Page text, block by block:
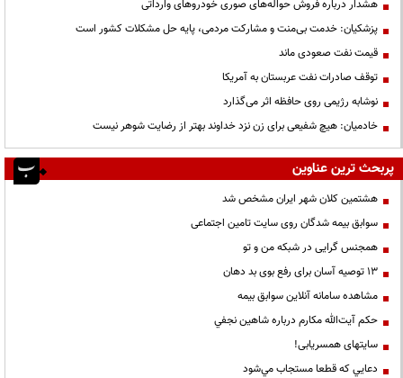
هشدار درباره فروش حواله‌های صوری خودروهای وارداتی
پزشکیان: خدمت بی‌منت و مشارکت مردمی، پایه حل مشکلات کشور است
قیمت نفت صعودی ماند
توقف صادرات نفت عربستان به آمریکا
نوشابه رژیمی روی حافظه اثر می‌گذارد
خادمیان: هیچ شفیعی برای زن نزد خداوند بهتر از رضایت شوهر نیست
پربحث ترین عناوین
هشتمین کلان شهر ایران مشخص شد
سوابق بیمه شدگان روی سایت تامین اجتماعی
همجنس گرایی در شبکه من و تو
13 توصیه آسان برای رفع بوی بد دهان
مشاهده سامانه آنلاين سوابق بیمه
حكم آيت‌الله مكارم درباره شاهين نجفي
سایتهای همسریابی!
دعايي كه قطعا مستجاب مي‌شود